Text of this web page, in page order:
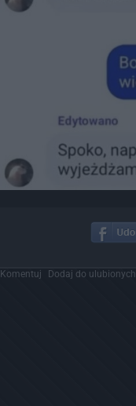
Komentuj Dodaj do ulubionych